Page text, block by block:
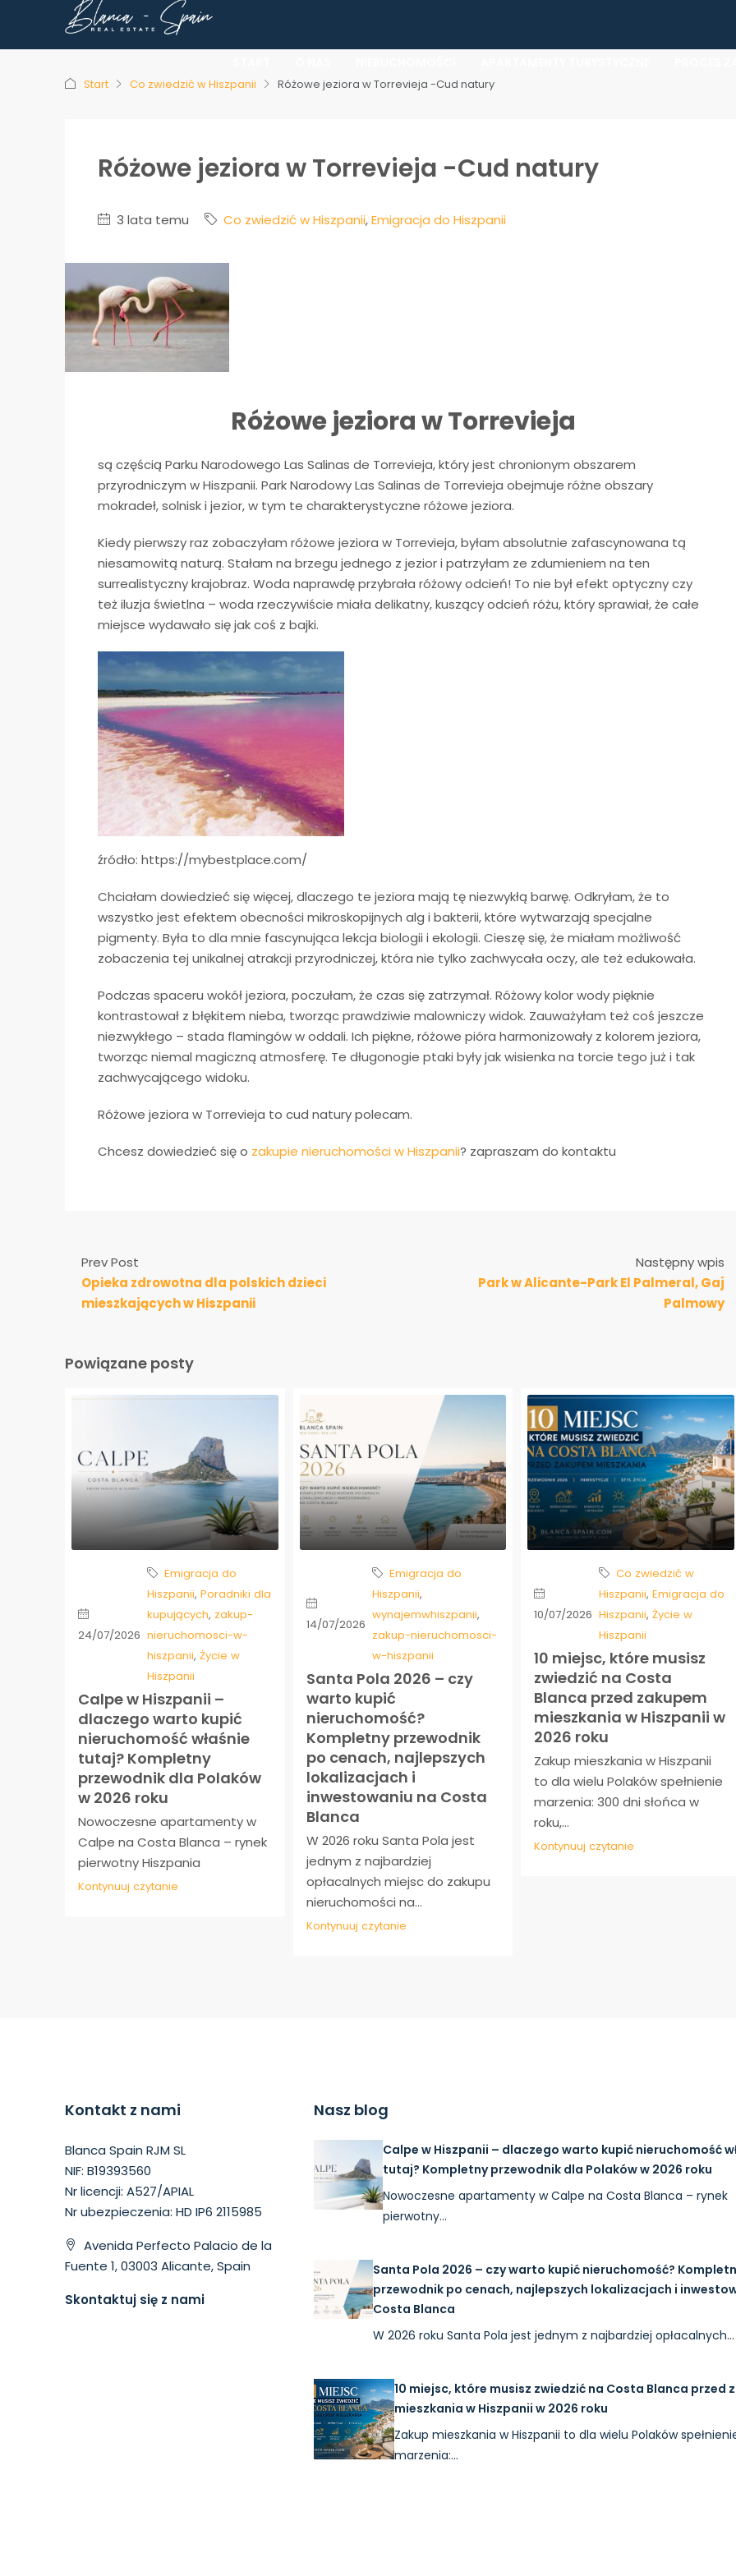
Start Co zwiedzić w Hiszpanii Różowe jeziora w Torrevieja -Cud natury
Różowe jeziora w Torrevieja -Cud natury
3 lata temu Co zwiedzić w Hiszpanii,Emigracja do Hiszpanii
Różowe jeziora w Torrevieja
są częścią Parku Narodowego Las Salinas de Torrevieja, który jest chronionym obszarem
przyrodniczym w Hiszpanii. Park Narodowy Las Salinas de Torrevieja obejmuje różne obszary
mokradeł, solnisk i jezior, w tym te charakterystyczne różowe jeziora.
Kiedy pierwszy raz zobaczyłam różowe jeziora w Torrevieja, byłam absolutnie zafascynowana tą
niesamowitą naturą. Stałam na brzegu jednego z jezior i patrzyłam ze zdumieniem na ten
surrealistyczny krajobraz. Woda naprawdę przybrała różowy odcień! To nie był efekt optyczny czy
też iluzja świetlna – woda rzeczywiście miała delikatny, kuszący odcień różu, który sprawiał, że całe
miejsce wydawało się jak coś z bajki.
źródło: https://mybestplace.com/
Chciałam dowiedzieć się więcej, dlaczego te jeziora mają tę niezwykłą barwę. Odkryłam, że to
wszystko jest efektem obecności mikroskopijnych alg i bakterii, które wytwarzają specjalne
pigmenty. Była to dla mnie fascynująca lekcja biologii i ekologii. Cieszę się, że miałam możliwość
zobaczenia tej unikalnej atrakcji przyrodniczej, która nie tylko zachwycała oczy, ale też edukowała.
Podczas spaceru wokół jeziora, poczułam, że czas się zatrzymał. Różowy kolor wody pięknie
kontrastował z błękitem nieba, tworząc prawdziwie malowniczy widok. Zauważyłam też coś jeszcze
niezwykłego – stada flamingów w oddali. Ich piękne, różowe pióra harmonizowały z kolorem jeziora,
tworząc niemal magiczną atmosferę. Te długonogie ptaki były jak wisienka na torcie tego już i tak
zachwycającego widoku.
Różowe jeziora w Torrevieja to cud natury polecam.
Chcesz dowiedzieć się o zakupie nieruchomości w Hiszpanii? zapraszam do kontaktu
Prev Post
Opieka zdrowotna dla polskich dzieci
mieszkających w Hiszpanii
Następny wpis
Park w Alicante-Park El Palmeral, Gaj
Palmowy
Powiązane posty
24/07/2026
Emigracja do
Hiszpanii, Poradniki dla
kupujących, zakup-
nieruchomosci-w-
hiszpanii, Życie w
Hiszpanii
Calpe w Hiszpanii –
dlaczego warto kupić
nieruchomość właśnie
tutaj? Kompletny
przewodnik dla Polaków
w 2026 roku
Nowoczesne apartamenty w
Calpe na Costa Blanca – rynek
pierwotny Hiszpania
Kontynuuj czytanie
14/07/2026
Emigracja do
Hiszpanii,
wynajemwhiszpanii,
zakup-nieruchomosci-
w-hiszpanii
Santa Pola 2026 – czy
warto kupić
nieruchomość?
Kompletny przewodnik
po cenach, najlepszych
lokalizacjach i
inwestowaniu na Costa
Blanca
W 2026 roku Santa Pola jest
jednym z najbardziej
opłacalnych miejsc do zakupu
nieruchomości na...
Kontynuuj czytanie
10/07/2026
Co zwiedzić w
Hiszpanii,Emigracja do
Hiszpanii,Życie w
Hiszpanii
10 miejsc, które musisz
zwiedzić na Costa
Blanca przed zakupem
mieszkania w Hiszpanii w
2026 roku
Zakup mieszkania w Hiszpanii
to dla wielu Polaków spełnienie
marzenia: 300 dni słońca w
roku,...
Kontynuuj czytanie
Kontakt z nami
Blanca Spain RJM SL
NIF: B19393560
Nr licencji: A527/APIAL
Nr ubezpieczenia: HD IP6 2115985
Avenida Perfecto Palacio de la
Fuente 1, 03003 Alicante, Spain
Skontaktuj się z nami
Nasz blog
Calpe w Hiszpanii – dlaczego warto kupić nieruchomość
tutaj? Kompletny przewodnik dla Polaków w 2026 roku
Nowoczesne apartamenty w Calpe na Costa Blanca – rynek
pierwotny…
Santa Pola 2026 – czy warto kupić nieruchomość?
przewodnik po cenach, najlepszych lokalizacjach i
Costa Blanca
W 2026 roku Santa Pola jest jednym z najbardziej opłacalnych…
10 miejsc, które musisz zwiedzić na Costa Blanca przed
mieszkania w Hiszpanii w 2026 roku
Zakup mieszkania w Hiszpanii to dla wielu Polaków
marzenia:…